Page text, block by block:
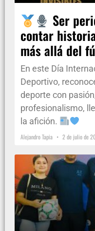
Ser
contar
más allá del
En este Día
Deportivo,
deporte con
profesionalismo,
la afición.
Alejandro Tapia 2 de julio de